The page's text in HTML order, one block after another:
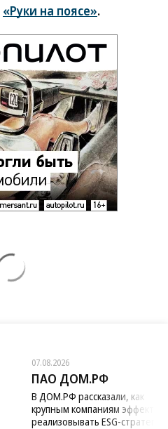
«Руки на поясе».
07.08.2026
ПАО ДОМ.РФ
В ДОМ.РФ рассказали, как
крупным компаниям
реализовывать ESG-стратегию